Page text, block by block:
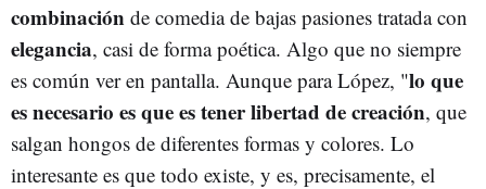
combinación de comedia de bajas pasiones tratada con
elegancia, casi de forma poética. Algo que no siempre
es común ver en pantalla. Aunque para López, "lo que
es necesario es que es tener libertad de creación, que
salgan hongos de diferentes formas y colores. Lo
interesante es que todo existe, y es, precisamente, el